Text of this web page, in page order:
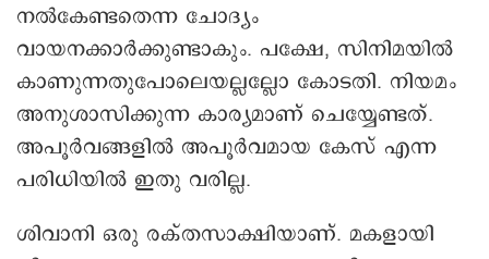
നൽകേണ്ടതെന്ന ചോദ്യം
വായനക്കാർക്കുണ്ടാകും. പക്ഷേ, സിനിമയിൽ
കാണുന്നതുപോലെയല്ലല്ലോ കോടതി. നിയമം
അനുശാസിക്കുന്ന കാര്യമാണ് ചെയ്യേണ്ടത്.
അപൂർവങ്ങളിൽ അപൂർവമായ കേസ് എന്ന
പരിധിയിൽ ഇതു വരില്ല.
ശിവാനി ഒരു രക്തസാക്ഷിയാണ്. മകളായി